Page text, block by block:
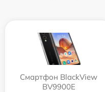
Смартфон BlackView
BV9900E